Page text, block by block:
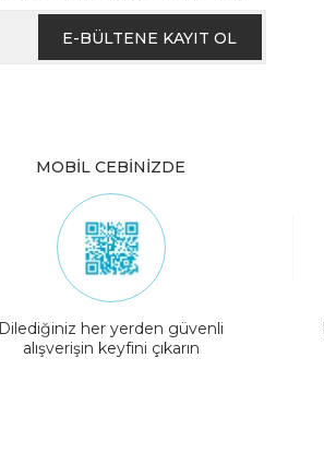
E-BÜLTENE KAYIT OL
MOBİL CEBİNİZDE
Dilediğiniz her yerden güvenli
alışverişin keyfini çıkarın